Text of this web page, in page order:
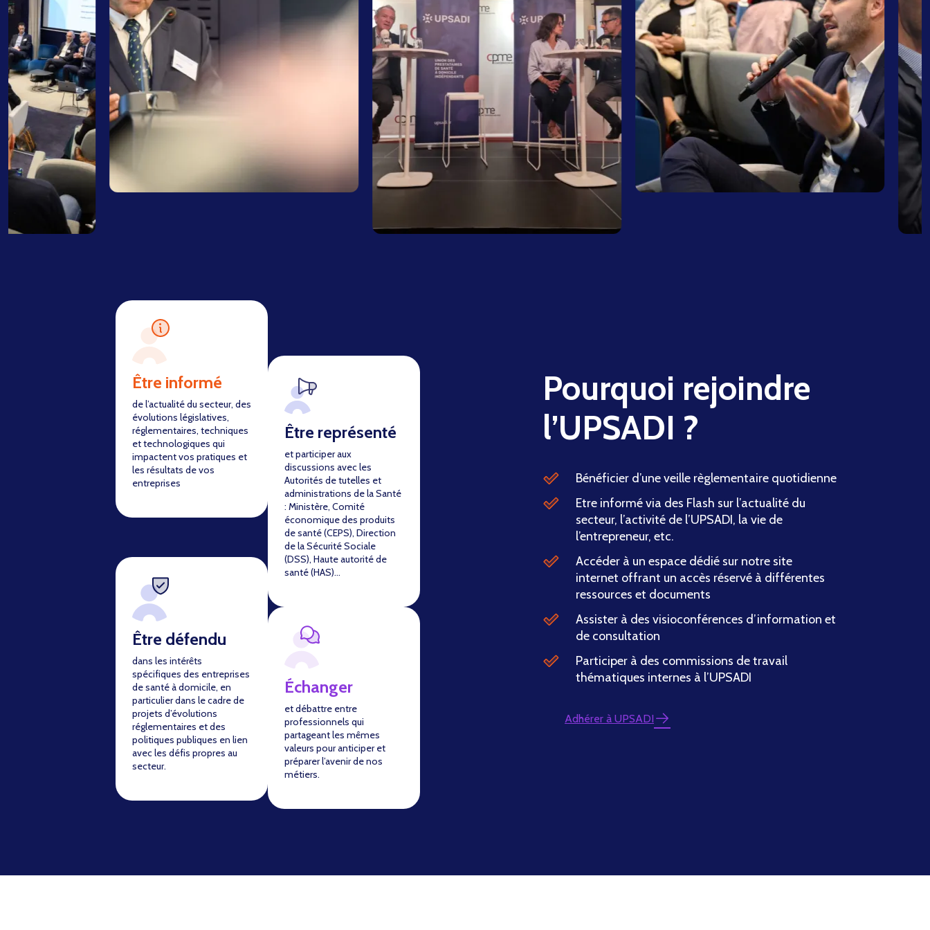
Être informé
de l’actualité du secteur, des
évolutions législatives,
réglementaires, techniques
et technologiques qui
impactent vos pratiques et
les résultats de vos
entreprises
Être représenté
et participer aux
discussions avec les
Autorités de tutelles et
administrations de la Santé
: Ministère, Comité
économique des produits
de santé (CEPS), Direction
de la Sécurité Sociale
(DSS), Haute autorité de
santé (HAS)…
Être défendu
dans les intérêts
spécifiques des entreprises
de santé à domicile, en
particulier dans le cadre de
projets d’évolutions
réglementaires et des
politiques publiques en lien
avec les défis propres au
secteur.
Échanger
et débattre entre
professionnels qui
partageant les mêmes
valeurs pour anticiper et
préparer l’avenir de nos
métiers.
Pourquoi rejoindre
l’UPSADI ?
Bénéficier d’une veille règlementaire quotidienne
Etre informé via des Flash sur l’actualité du
secteur, l’activité de l’UPSADI, la vie de
l’entrepreneur, etc.
Accéder à un espace dédié sur notre site
internet offrant un accès réservé à différentes
ressources et documents
Assister à des visioconférences d’information et
de consultation
Participer à des commissions de travail
thématiques internes à l’UPSADI
Adhérer à UPSADI